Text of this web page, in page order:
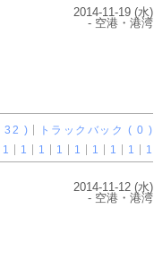
2014-11-19 (水)
- 空港・港湾
32 )
トラックバック ( 0 )
1 1 1 1 1 1 1 1 1
2014-11-12 (水)
- 空港・港湾